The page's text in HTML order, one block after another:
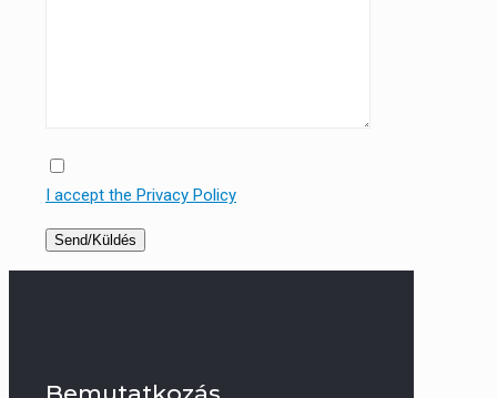
I accept the Privacy Policy